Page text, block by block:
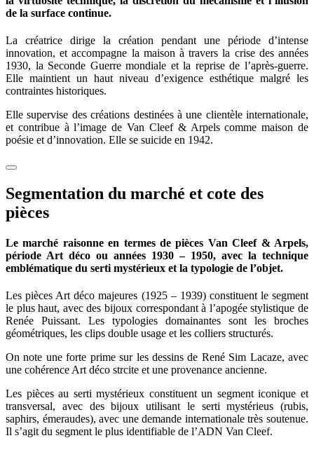
de la surface continue.
La créatrice dirige la création pendant une période d’intense
innovation, et accompagne la maison à travers la crise des années
1930, la Seconde Guerre mondiale et la reprise de l’après-guerre.
Elle maintient un haut niveau d’exigence esthétique malgré les
contraintes historiques.
Elle supervise des créations destinées à une clientèle internationale,
et contribue à l’image de Van Cleef & Arpels comme maison de
poésie et d’innovation. Elle se suicide en 1942.
Segmentation du marché et cote des
pièces
Le marché raisonne en termes de pièces Van Cleef & Arpels,
période Art déco ou années 1930 – 1950, avec la technique
emblématique du serti mystérieux et la typologie de l’objet.
Les pièces Art déco majeures (1925 – 1939) constituent le segment
le plus haut, avec des bijoux correspondant à l’apogée stylistique de
Renée Puissant. Les typologies domainantes sont les broches
géométriques, les clips double usage et les colliers structurés.
On note une forte prime sur les dessins de René Sim Lacaze, avec
une cohérence Art déco strcite et une provenance ancienne.
Les pièces au serti mystérieux constituent un segment iconique et
transversal, avec des bijoux utilisant le serti mystérieus (rubis,
saphirs, émeraudes), avec une demande internationale très soutenue.
Il s’agit du segment le plus identifiable de l’ADN Van Cleef.